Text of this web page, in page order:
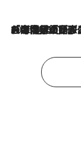
2026.8.3
「今後値上げがあるとすれば…」「リスクがあるのは今年の冬」エネルギー専門家が語る、ホルムズ海峡封鎖が家庭にもたらす“ある心配”